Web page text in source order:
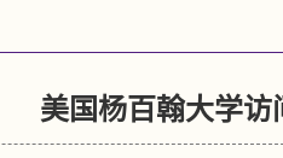
美国杨百翰大学访